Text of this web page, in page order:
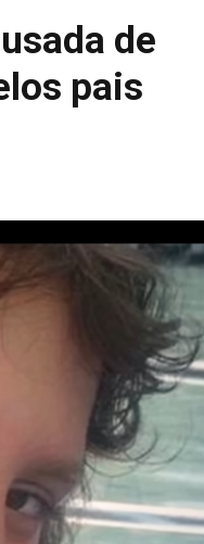
de
pais